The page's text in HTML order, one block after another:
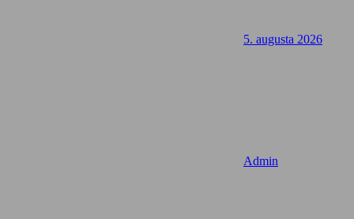
5. augusta 2026
Admin